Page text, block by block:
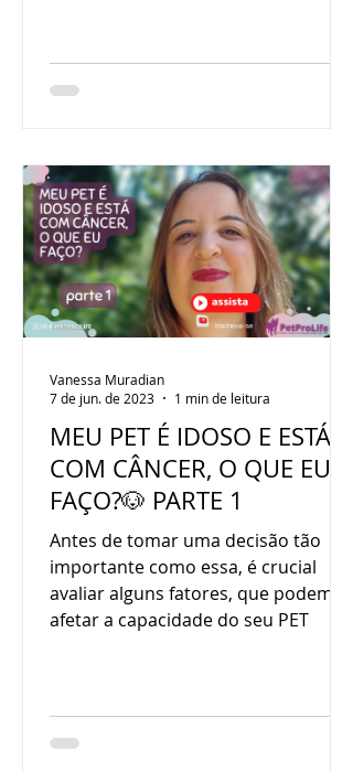
MEU PET É IDOSO E ESTÁ
COM CÂNCER, O QUE EU
FAÇO?🐶 PARTE 1
Antes de tomar uma decisão tão
importante como essa, é crucial
avaliar alguns fatores, que podem
afetar a capacidade do seu PET
Vanessa Muradian
7 de jun. de 2023
1 min de leitura